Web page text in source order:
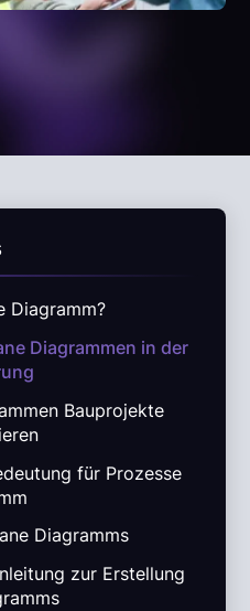
Diagramm?
Diagrammen in der
Bauprojekte
für Prozesse
Diagramms
zur Erstellung